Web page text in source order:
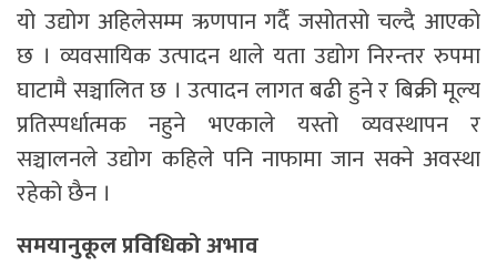
यो उद्योग अहिलेसम्म ऋणपान गर्दै जसोतसो चल्दै आएको
छ । व्यवसायिक उत्पादन थाले यता उद्योग निरन्तर रुपमा
घाटामै सञ्चालित छ । उत्पादन लागत बढी हुने र बिक्री मूल्य
प्रतिस्पर्धात्मक नहुने भएकाले यस्तो व्यवस्थापन र
सञ्चालनले उद्योग कहिले पनि नाफामा जान सक्ने अवस्था
रहेको छैन ।
समयानुकूल प्रविधिको अभाव